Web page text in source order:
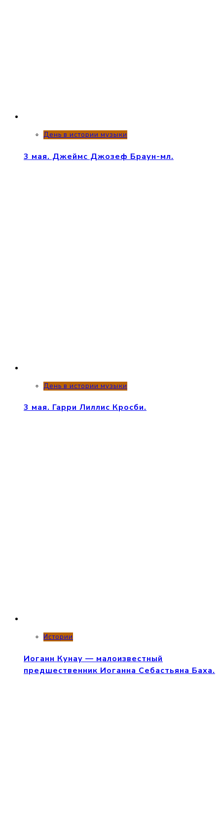
День в истории музыки
3 мая. Джеймс Джозеф Браун-мл.
День в истории музыки
3 мая. Гарри Лиллис Кросби.
Истории
Иоганн Кунау — малоизвестный
предшественник Иоганна Себастьяна Баха.